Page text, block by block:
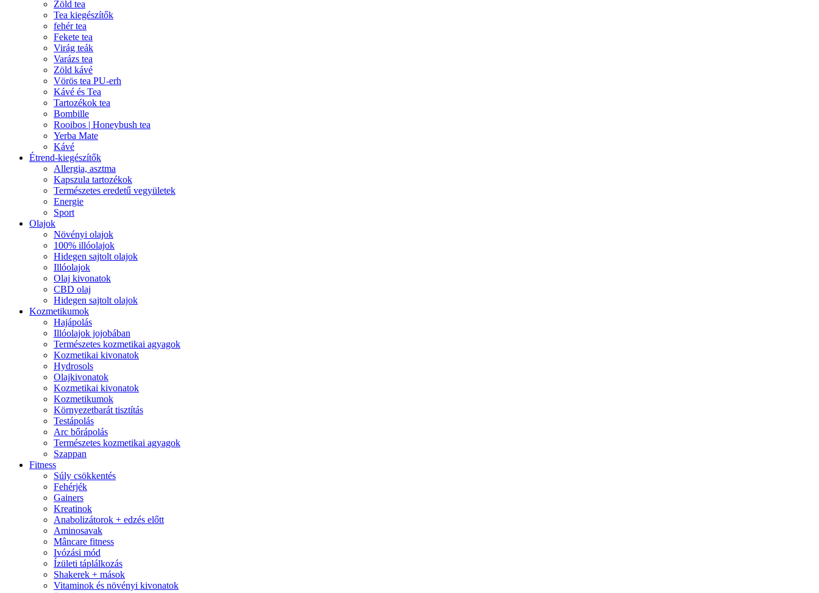
Zöld tea
Tea kiegészítők
fehér tea
Fekete tea
Virág teák
Varázs tea
Zöld kávé
Vörös tea PU-erh
Kávé és Tea
Tartozékok tea
Bombille
Rooibos | Honeybush tea
Yerba Mate
Kávé
Étrend-kiegészítők
Allergia, asztma
Kapszula tartozékok
Természetes eredetű vegyületek
Energie
Sport
Olajok
Növényi olajok
100% illóolajok
Hidegen sajtolt olajok
Illóolajok
Olaj kivonatok
CBD olaj
Hidegen sajtolt olajok
Kozmetikumok
Hajápolás
Illóolajok jojobában
Természetes kozmetikai agyagok
Kozmetikai kivonatok
Hydrosols
Olajkivonatok
Kozmetikai kivonatok
Kozmetikumok
Környezetbarát tisztítás
Testápolás
Arc bőrápolás
Természetes kozmetikai agyagok
Szappan
Fitness
Súly csökkentés
Fehérjék
Gainers
Kreatinok
Anabolizátorok + edzés előtt
Aminosavak
Mâncare fitness
Ivózási mód
Ízületi táplálkozás
Shakerek + mások
Vitaminok és növényi kivonatok